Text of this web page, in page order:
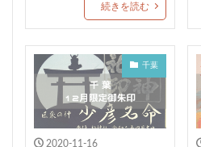
間々田八幡宮 阿智神社
建勲神社 大将軍神社
駐車場情報 毛谷黒龍神社
石清尾八幡宮 師走限定御朱
神馬 城山八
続きを読む
千葉
2020-11-16